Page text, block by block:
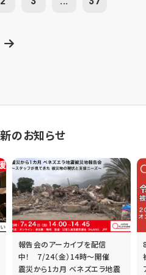
のお知らせ
報告会のアーカイブを配信
中！ 7/24（金）14時～開催
震災から1カ月 ベネズエラ地震